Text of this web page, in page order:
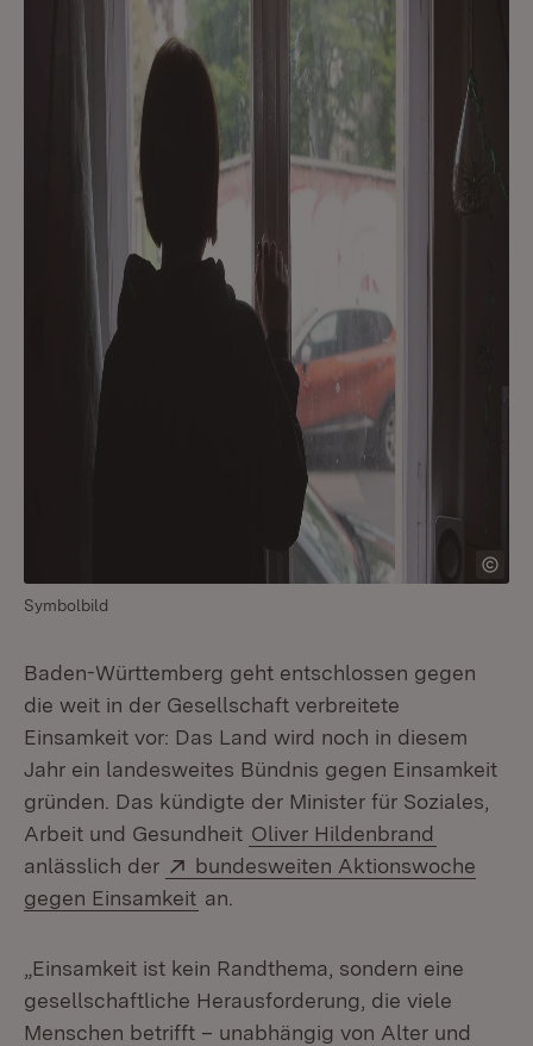
Symbolbild
Baden-Württemberg geht entschlossen gegen
die weit in der Gesellschaft verbreitete
Einsamkeit vor: Das Land wird noch in diesem
Jahr ein landesweites Bündnis gegen Einsamkeit
gründen. Das kündigte der Minister für Soziales,
Arbeit und Gesundheit Oliver Hildenbrand
anlässlich der
Extern:
bundesweiten Aktionswoche
gegen Einsamkeit (Öffnet in neuem Fenster)
an.
„Einsamkeit ist kein Randthema, sondern eine
gesellschaftliche Herausforderung, die viele
Menschen betrifft – unabhängig von Alter und